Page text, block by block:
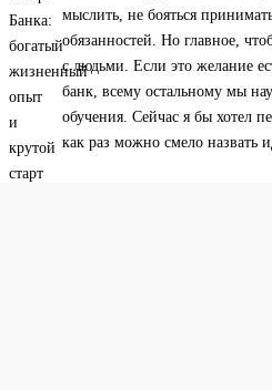
мыслить, не бояться
обязанностей. Но главное,
с людьми. Если это желание
банк, всему остальному мы
обучения. Сейчас я бы хотел
как раз можно смело назвать